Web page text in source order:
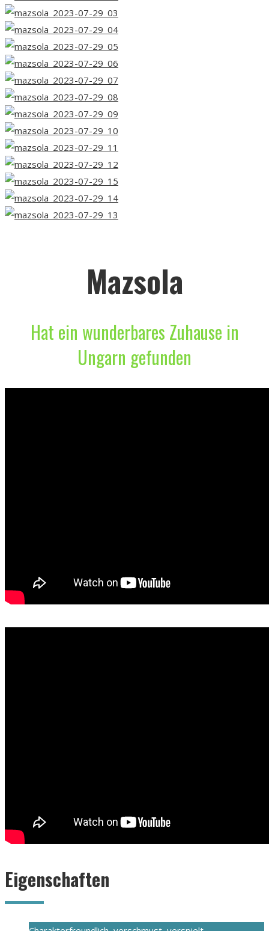
Mazsola
Hat ein wunderbares Zuhause in
Ungarn gefunden
Eigenschaften